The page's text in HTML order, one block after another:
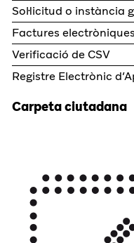
Sol·licitud o instància
Factures electròniques
Verificació de CSV
Registre Electrònic
Carpeta ciutadana